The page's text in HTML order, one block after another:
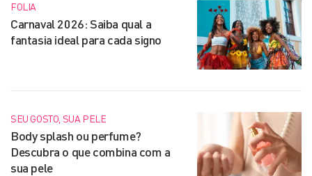
FOLIA
Carnaval 2026: Saiba qual a
fantasia ideal para cada signo
SEU GOSTO, SUA PELE
Body splash ou perfume?
Descubra o que combina com a
sua pele